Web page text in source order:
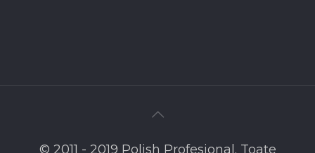
© 2011 - 2019 Polish Profesional. Toate